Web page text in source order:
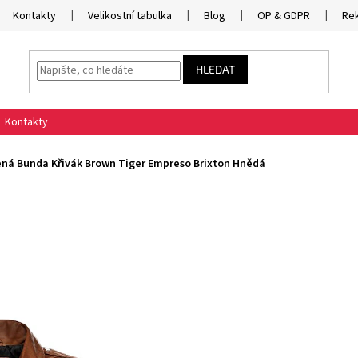
Kontakty Velikostní tabulka Blog OP & GDPR
HLEDAT
Kontakty
Bunda Křivák Brown Tiger Empreso Brixton Hnědá